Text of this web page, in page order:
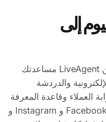
إلى
يمكن لنظام التذاكر المذهل من LiveAgent مساعدتك
والدردشة
العملاء وقاعدة المعرفة
ووسائل التواصل الاجتماعي - Facebook و Instagram و